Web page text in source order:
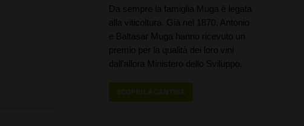
Da sempre la famiglia Muga è legata
alla viticoltura. Già nel 1870, Antonio
e Baltasar Muga hanno ricevuto un
premio per la qualità dei loro vini
dall'allora Ministero dello Sviluppo.
SCOPRI LA CANTINA